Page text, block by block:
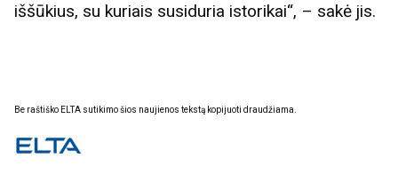
iššūkius, su kuriais susiduria istorikai“, – sakė jis.
Be raštiško ELTA sutikimo šios naujienos tekstą kopijuoti draudžiama.